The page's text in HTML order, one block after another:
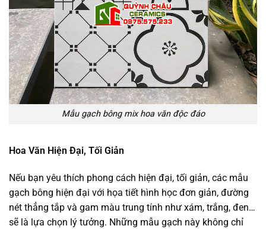
Mẫu gạch bông mix hoa văn độc đáo
Hoa Văn Hiện Đại, Tối Giản
Nếu bạn yêu thích phong cách hiện đại, tối giản, các mẫu
gạch bông hiện đại với họa tiết hình học đơn giản, đường
nét thẳng tắp và gam màu trung tính như xám, trắng, đen…
sẽ là lựa chọn lý tưởng. Những mẫu gạch này không chỉ